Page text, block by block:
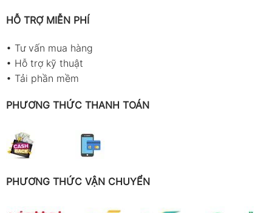
HỖ TRỢ MIỄN PHÍ
• Tư vấn mua hàng
• Hỗ trợ kỹ thuật
• Tải phần mềm
PHƯƠNG THỨC THANH TOÁN
PHƯƠNG THỨC VẬN CHUYỂN